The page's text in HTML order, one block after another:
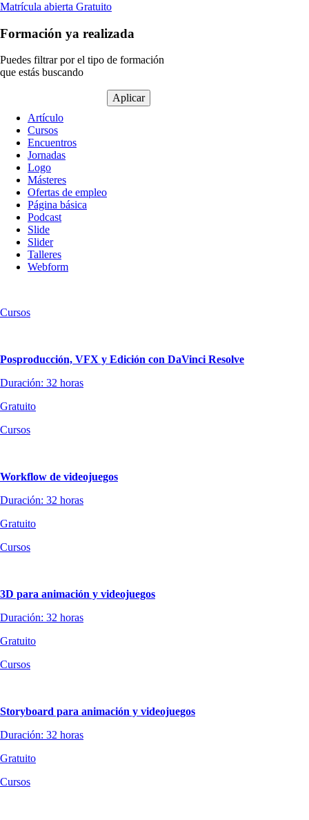
Matrícula abierta Gratuito
Formación ya realizada
Puedes filtrar por el tipo de formación
que estás buscando
contenido
Artículo
Cursos
Encuentros
Jornadas
Logo
Másteres
Ofertas de empleo
Página básica
Podcast
Slide
Slider
Talleres
Webform
Cursos
Posproducción, VFX y Edición con DaVinci Resolve
Duración: 32 horas
Gratuito
Cursos
Workflow de videojuegos
Duración: 32 horas
Gratuito
Cursos
3D para animación y videojuegos
Duración: 32 horas
Gratuito
Cursos
Storyboard para animación y videojuegos
Duración: 32 horas
Gratuito
Cursos